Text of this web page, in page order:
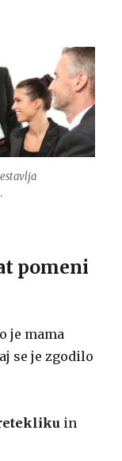
pomeni
je mama
se je zgodilo
in